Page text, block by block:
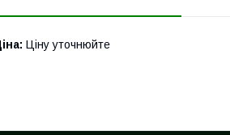
Ціну уточнюйте